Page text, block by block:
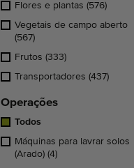
Flores e plantas (576)
Vegetais de campo aberto
(567)
Frutos (333)
Transportadores (437)
Operações
Todos
Máquinas para lavrar solos
(Arado) (4)